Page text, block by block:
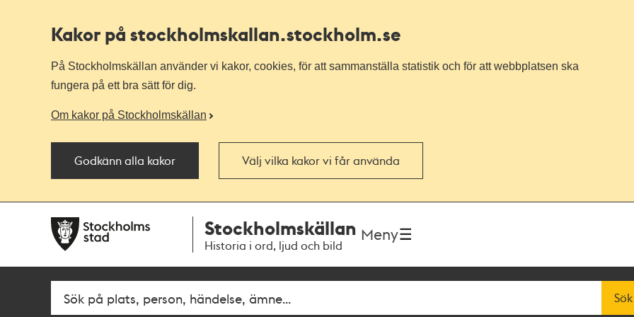
Kakor på stockholmskallan.stockholm.se
På Stockholmskällan använder vi kakor, cookies, för att sammanställa statistik och för att webbplatsen ska
fungera på ett bra sätt för dig.
Om kakor på Stockholmskällan
Godkänn alla kakor Välj vilka kakor vi får använda
navigationen
huvudinnehållet
Stockholmskällan
Historia i ord, ljud och bild
Meny
Fritextsök Sök